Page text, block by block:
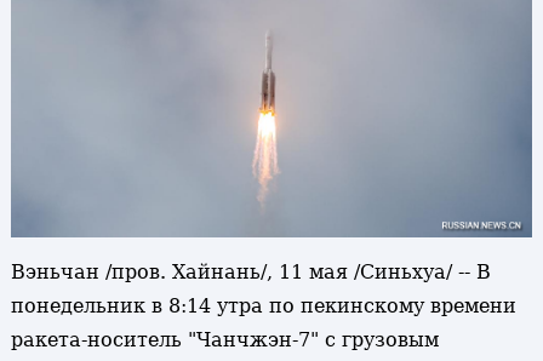
Вэньчан /пров. Хайнань/, 11 мая /Синьхуа/ -- В
понедельник в 8:14 утра по пекинскому времени
ракета-носитель "Чанчжэн-7" с грузовым